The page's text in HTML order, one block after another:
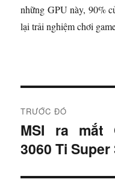
những GPU này, 90%
lại trải nghiệm chơi
i
ề
u
TRƯỚC ĐÓ
B
à
t
MSI ra mắt
3060 Ti Super